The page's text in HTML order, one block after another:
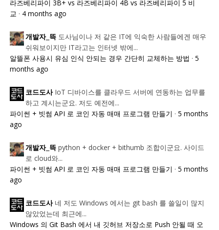
라즈베리파이 3B+ vs 라즈베리파이 4B vs 라즈베리파이 5 비
교 · 4 months ago
개발자_뜩 도사님이나 저 같은 IT에 익숙한 사람들에겐 매우
쉬워보이지만 IT라고는 인터넷 밖에...
알뜰폰 사용시 유심 인식 안되는 경우 간단히 교체하는 방법 · 5
months ago
코드도사 IoT 디바이스를 클라우드 서버에 연동하는 업무를
하고 계시는군요. 저도 예전에...
파이썬 + 빗썸 API 로 코인 자동 매매 프로그램 만들기 · 5 months
ago
개발자_뜩 python + docker + bithumb 조합이군요. 사이드
로 cloud와...
파이썬 + 빗썸 API 로 코인 자동 매매 프로그램 만들기 · 5 months
ago
코드도사 네 저도 Windows 에서는 git bash 를 쓸일이 많지
않았었는데 최근에...
Windows 의 Git Bash 에서 내 깃허브 저장소로 Push 안될 때 오